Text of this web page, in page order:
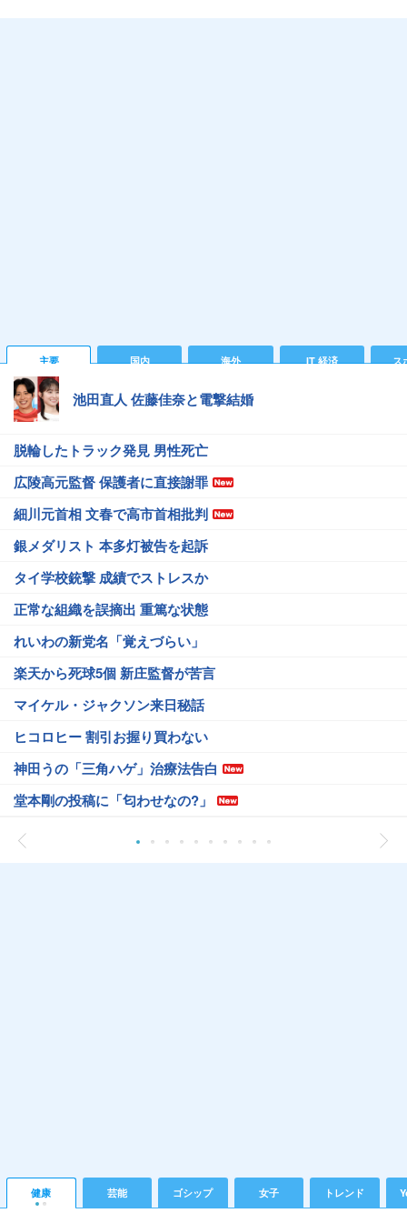
主要 国内 海外 IT 経済 ス
池田直人 佐藤佳奈と電撃結婚
脱輪したトラック発見 男性死亡
広陵高元監督 保護者に直接謝罪
細川元首相 文春で高市首相批判
銀メダリスト 本多灯被告を起訴
タイ学校銃撃 成績でストレスか
正常な組織を誤摘出 重篤な状態
れいわの新党名「覚えづらい」
楽天から死球5個 新庄監督が苦言
マイケル・ジャクソン来日秘話
ヒコロヒー 割引お握り買わない
神田うの「三角ハゲ」治療法告白
堂本剛の投稿に「匂わせなの?」
健康 芸能 ゴシップ 女子 トレンド